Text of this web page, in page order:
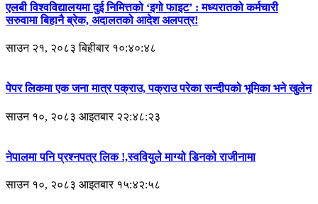
एलबी विश्वविद्यालयमा दुई निमित्तको ‘इगो फाइट’ : मध्यरातको कर्मचारी
सरुवामा बिहानै ब्रेक, अदालतको आदेश अलपत्र!
साउन २१, २०८३ बिहीबार १०:४०:४८
पेपर लिकमा एक जना मात्र पक्राउ, पक्राउ परेका सन्दीपको भूमिका भने खुलेन
साउन १०, २०८३ आइतबार २२:४८:२३
नेपालमा पनि प्रश्नपत्र लिक !,स्ववियुले माग्यो डिनको राजीनामा
साउन १०, २०८३ आइतबार १५:४२:५८